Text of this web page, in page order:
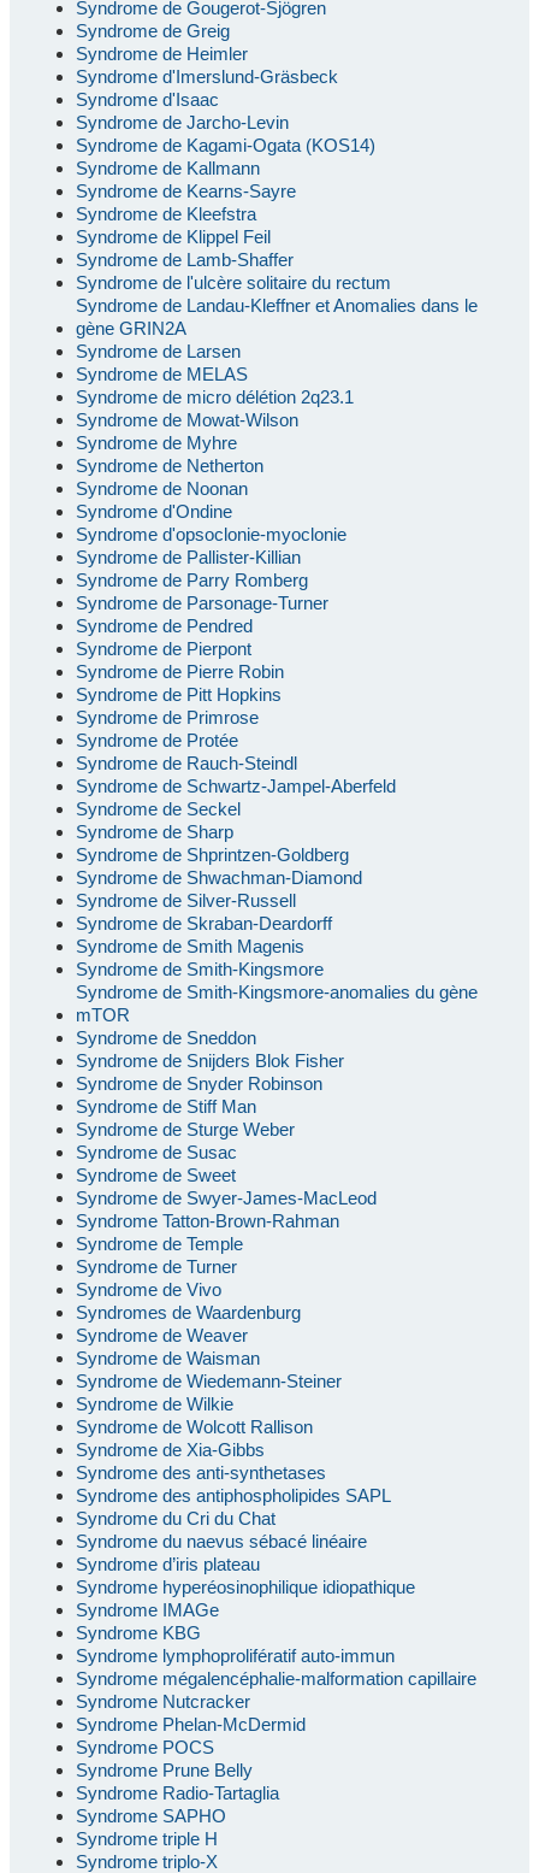
Syndrome de Gougerot-Sjögren
Syndrome de Greig
Syndrome de Heimler
Syndrome d'Imerslund-Gräsbeck
Syndrome d'Isaac
Syndrome de Jarcho-Levin
Syndrome de Kagami-Ogata (KOS14)
Syndrome de Kallmann
Syndrome de Kearns-Sayre
Syndrome de Kleefstra
Syndrome de Klippel Feil
Syndrome de Lamb-Shaffer
Syndrome de l'ulcère solitaire du rectum
Syndrome de Landau-Kleffner et Anomalies dans le
gène GRIN2A
Syndrome de Larsen
Syndrome de MELAS
Syndrome de micro délétion 2q23.1
Syndrome de Mowat-Wilson
Syndrome de Myhre
Syndrome de Netherton
Syndrome de Noonan
Syndrome d'Ondine
Syndrome d'opsoclonie-myoclonie
Syndrome de Pallister-Killian
Syndrome de Parry Romberg
Syndrome de Parsonage-Turner
Syndrome de Pendred
Syndrome de Pierpont
Syndrome de Pierre Robin
Syndrome de Pitt Hopkins
Syndrome de Primrose
Syndrome de Protée
Syndrome de Rauch-Steindl
Syndrome de Schwartz-Jampel-Aberfeld
Syndrome de Seckel
Syndrome de Sharp
Syndrome de Shprintzen-Goldberg
Syndrome de Shwachman-Diamond
Syndrome de Silver-Russell
Syndrome de Skraban-Deardorff
Syndrome de Smith Magenis
Syndrome de Smith-Kingsmore
Syndrome de Smith-Kingsmore-anomalies du gène
mTOR
Syndrome de Sneddon
Syndrome de Snijders Blok Fisher
Syndrome de Snyder Robinson
Syndrome de Stiff Man
Syndrome de Sturge Weber
Syndrome de Susac
Syndrome de Sweet
Syndrome de Swyer-James-MacLeod
Syndrome Tatton-Brown-Rahman
Syndrome de Temple
Syndrome de Turner
Syndrome de Vivo
Syndromes de Waardenburg
Syndrome de Weaver
Syndrome de Waisman
Syndrome de Wiedemann-Steiner
Syndrome de Wilkie
Syndrome de Wolcott Rallison
Syndrome de Xia-Gibbs
Syndrome des anti-synthetases
Syndrome des antiphospholipides SAPL
Syndrome du Cri du Chat
Syndrome du naevus sébacé linéaire
Syndrome d’iris plateau
Syndrome hyperéosinophilique idiopathique
Syndrome IMAGe
Syndrome KBG
Syndrome lymphoprolifératif auto-immun
Syndrome mégalencéphalie-malformation capillaire
Syndrome Nutcracker
Syndrome Phelan-McDermid
Syndrome POCS
Syndrome Prune Belly
Syndrome Radio-Tartaglia
Syndrome SAPHO
Syndrome triple H
Syndrome triplo-X